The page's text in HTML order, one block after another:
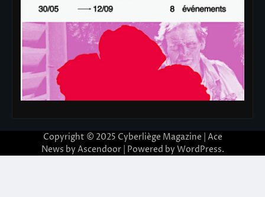
Copyright © 2025 Cyberliège Magazine | Ace
News by Ascendoor| Powered by WordPress.